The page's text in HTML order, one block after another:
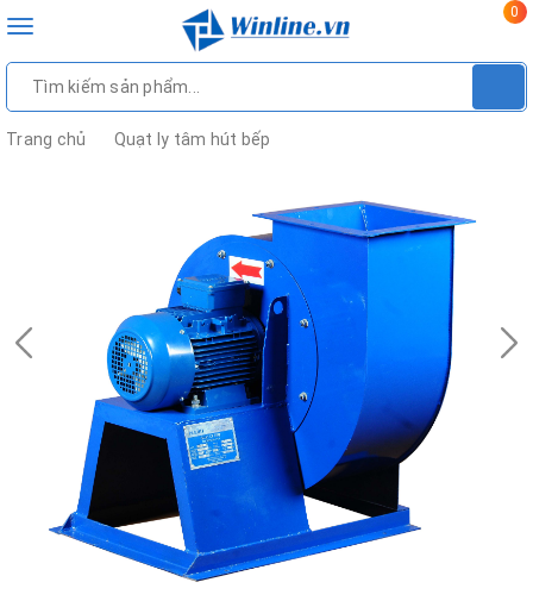
Toggle
0
Trang chủ Quạt ly tâm hút bếp